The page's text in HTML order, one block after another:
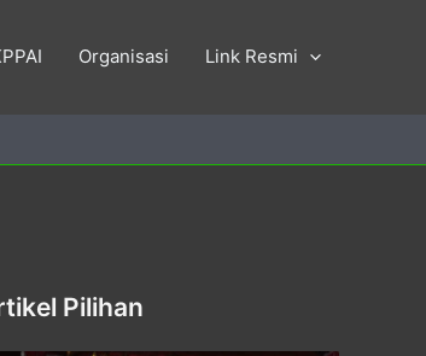
Organisasi Link Resmi
Pilihan